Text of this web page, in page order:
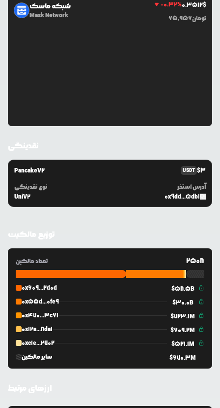
شبکه ماسک
Mask Network
-0.32%0.3512$
65,956تومان
نقدینگی
PancakeV2 USDT $3
نوع نقدینگی
UniV2
آدرس استخر
0x9dd...5db1
توزیع مالکیت
تعداد مالکین 2508
0x609...2d0d $58.5B
0x55d...0fe9
$30.0B
0x470...3c61
$723.1M
0x12a...8da1
$609.2M
0xc1e...2702
$521.1M
سایر مالکین
$670.3M